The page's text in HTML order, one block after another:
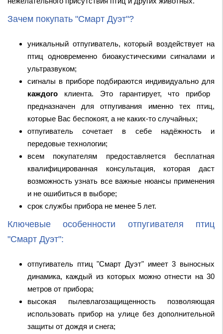
Зачем покупать "Смарт Дуэт"?
уникальный отпугиватель, который воздействует на
птиц одновременно биоакустическими сигналами и
ультразвуком;
сигналы в приборе подбираются индивидуально для
каждого клиента. Это гарантирует, что прибор
предназначен для отпугивания именно тех птиц,
которые Вас беспокоят, а не каких-то случайных;
отпугиватель сочетает в себе надёжность и
передовые технологии;
всем покупателям предоставляется бесплатная
квалифицированная консультация, которая даст
возможность узнать все важные нюансы применения
и не ошибиться в выборе;
срок службы прибора не менее 5 лет.
Ключевые особенности отпугивателя птиц
"Смарт Дуэт":
отпугиватель птиц "Смарт Дуэт" имеет 3 выносных
динамика, каждый из которых можно отнести на 30
метров от прибора;
высокая пылевлагозащищенность позволяющая
использовать прибор на улице без дополнительной
защиты от дождя и снега;